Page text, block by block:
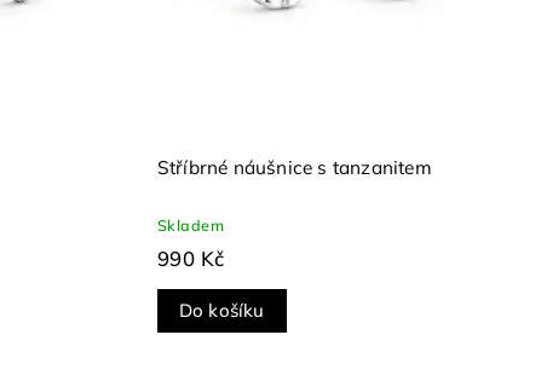
Stříbrné náušnice s tanzanitem
Skladem
990 Kč
Do košíku